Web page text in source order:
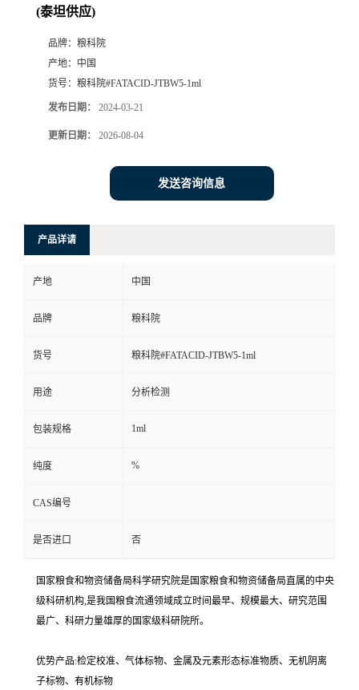
(泰坦供应)
品牌： 粮科院
产地： 中国
货号： 粮科院#FATACID-JTBW5-1ml
发布日期： 2024-03-21
更新日期： 2026-08-04
发送咨询信息
产品详请
产地 中国
品牌 粮科院
货号 粮科院#FATACID-JTBW5-1ml
用途 分析检测
包装规格 1ml
纯度 %
CAS编号
是否进口 否
国家粮食和物资储备局科学研究院是国家粮食和物资储备局直属的中央
级科研机构,是我国粮食流通领域成立时间最早、规模最大、研究范围
最广、科研力量雄厚的国家级科研院所。
优势产品:检定校准、气体标物、金属及元素形态标准物质、无机阴离
子标物、有机标物